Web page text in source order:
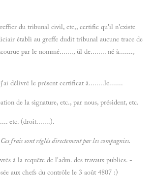
du tribunal civil, etc,, certifie qu'il n'existe
établi au greffe dudit tribunal aucune trace de
par le nommé......., ül de........ né à.......,
délivré le présent certificat à........le.......
de la signature, etc., par nous, président, etc.
etc. (droit.......).
frais sont réglés directement par les compagnies.
à la requête de l'adm. des travaux publics. -
aux chefs du contrôle le 3 août 4807 :)